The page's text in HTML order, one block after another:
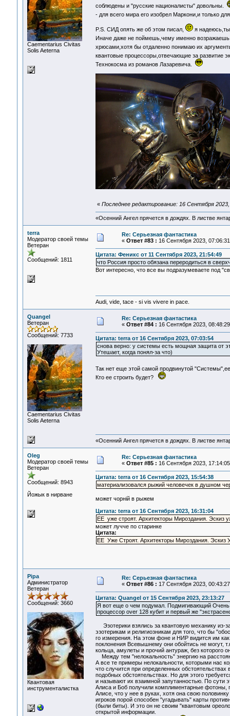
Сaementarius Civitas
Solis Aeterna
соблюдены и "русские националисты" довольны.
- для всего мира его изобрел Маркони,и только
P.S. СИД опять же об этом писал,
я надеюсь,ты
Иначе даже не поймешь,чему именно
хрюсами,хотя бы отдаленно понимаю их
квантовые процессоры,отвечающие за развитие
Технокосма из романов Лазаревича.
« Последнее редактирование: 16 Сентября
«Осенний Ангел прячется в дождях. В листве
terra
Модератор своей темы
Ветеран
Сообщений: 1811
Re: Серьезная фантастика
« Ответ #83 : 16 Сентября 2023,
Цитата: Феникс от 11 Сентября 2023, 21:54:49
что Россия просто обязана переродиться в
Вот интересно, что все вы подразумеваете под
Audi, vide, tace - si vis vivere in pace.
Quangel
Ветеран
Сообщений: 7733
Сaementarius Civitas
Solis Aeterna
Re: Серьезная фантастика
« Ответ #84 : 16 Сентября 2023,
Цитата: terra от 16 Сентября 2023, 07:03:54
снова верно: у системы есть мощная защита от
Утешает, когда понял-за что)
Так нет еще этой самой продвинутой
Кто ее строить будет?
«Осенний Ангел прячется в дождях. В листве
Oleg
Модератор своей темы
Ветеран
Сообщений: 8943
Йожык в нирване
Re: Серьезная фантастика
« Ответ #85 : 16 Сентября 2023,
Цитата: terra от 16 Сентября 2023, 15:54:38
материализовался рыжий человечек в душном
может чорнiй в рыжем
Цитата: terra от 16 Сентября 2023, 16:31:04
ЕЕ уже строят. Архитекторы Мироздания. Эскиз
может лучче по старинке
Цитата:
ЕЕ Уже Строят. Архитекторы Мироздания. Эскиз
Pipa
Администратор
Ветеран
Сообщений: 3660
Квантовая
инструменталистка
Re: Серьезная фантастика
« Ответ #86 : 17 Сентября 2023,
Цитата: Quangel от 15 Сентября 2023, 23:13:27
Я вот еще о чем подумал. Подмигивающий Очень
процессор over 128 кубит и первый же
Эзотерики взялись за квантовую механику из-
эзотерикам и религиозникам для того, что бы
го измерения. На этом фоне и НИР видится им как
поклонения Всевышнему они обойтись не могут,
кольца, амулеты и прочий антураж, без которого
Между тем "нелокальность" энергию на
А все те примеры нелокальности, которыми нас
что случится при определенных
подобных обстоятельствах. Но для этого
и называют их взаимной запутанностью. По сути
Алиса и Боб получили комплиментарные фотоны,
Алисе, что у нее в руках, хотя она свою
игроков порой способен "угадывать" карты
(были биты). И это он не своим "квантовым
открытой информации.